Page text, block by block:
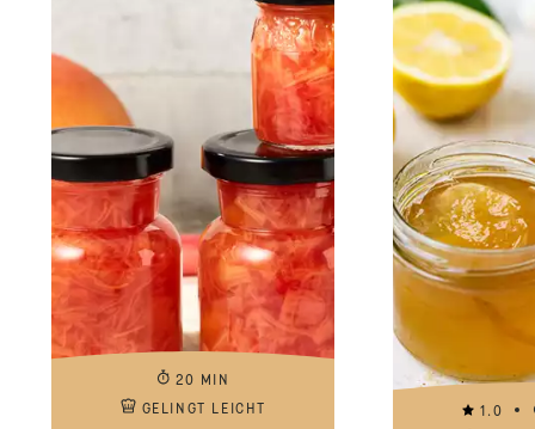
20 MIN
GELINGT LEICHT
1.0